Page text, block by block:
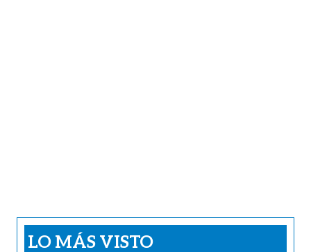
LO MÁS VISTO